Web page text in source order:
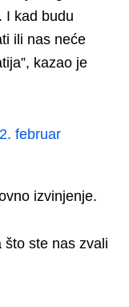
I kad budu
ili nas neće
kazao je
februar
izvinjenje.
što ste nas zvali